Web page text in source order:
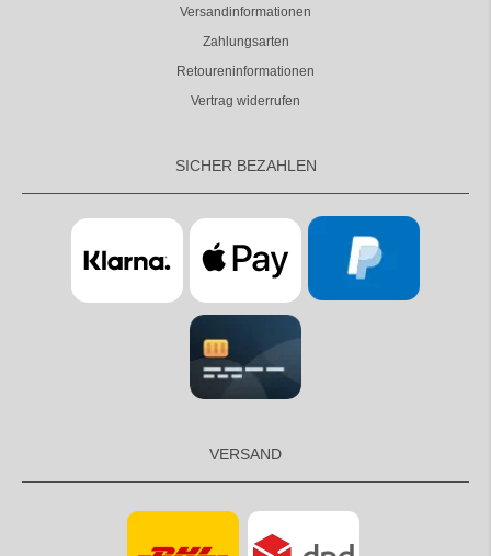
Versandinformationen
Zahlungsarten
Retoureninformationen
Vertrag widerrufen
SICHER BEZAHLEN
VERSAND